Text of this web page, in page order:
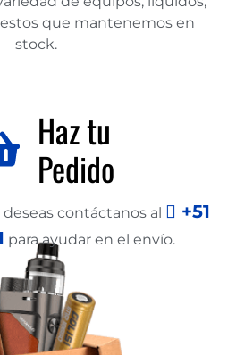
que mantenemos en
stock.
Haz tu
Pedido
contáctanos al
+51
para ayudar en el envío.